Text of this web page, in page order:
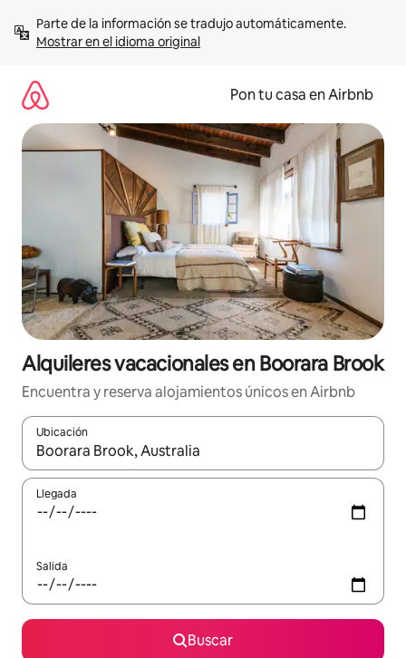
contenidoMostrar en el idioma original
Pon tu casa en Airbnb
Alquileres vacacionales en Boorara Brook
Encuentra y reserva alojamientos únicos en Airbnb
Ubicación
Cuando los resultados estén disponibles, navega con las
Llegada
Salida
Buscar